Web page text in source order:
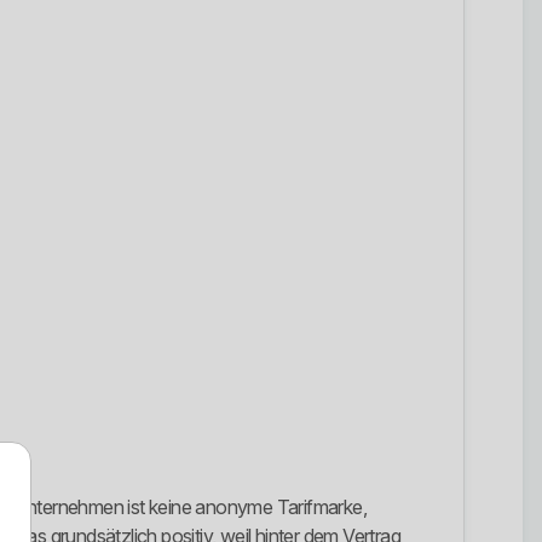
Unternehmen ist keine anonyme Tarifmarke,
das grundsätzlich positiv, weil hinter dem Vertrag